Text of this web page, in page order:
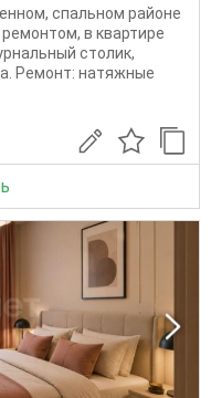
спальном районе
в квартире
столик,
Ремонт: натяжные